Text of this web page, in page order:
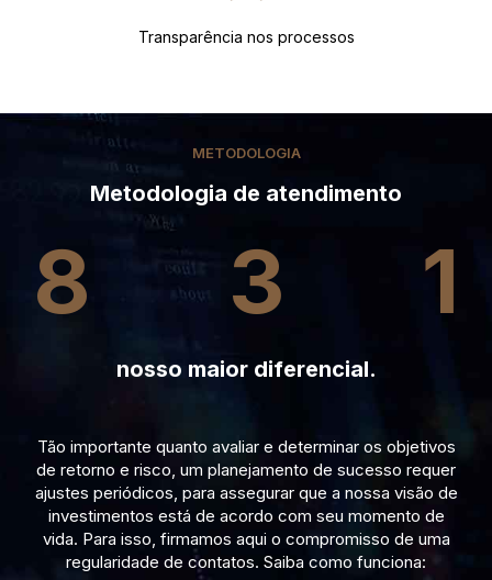
Transparência nos processos
METODOLOGIA
Metodologia de atendimento
8 3 1
nosso maior diferencial.
Tão importante quanto avaliar e determinar os objetivos
de retorno e risco, um planejamento de sucesso requer
ajustes periódicos, para assegurar que a nossa visão de
investimentos está de acordo com seu momento de
vida. Para isso, firmamos aqui o compromisso de uma
regularidade de contatos. Saiba como funciona: